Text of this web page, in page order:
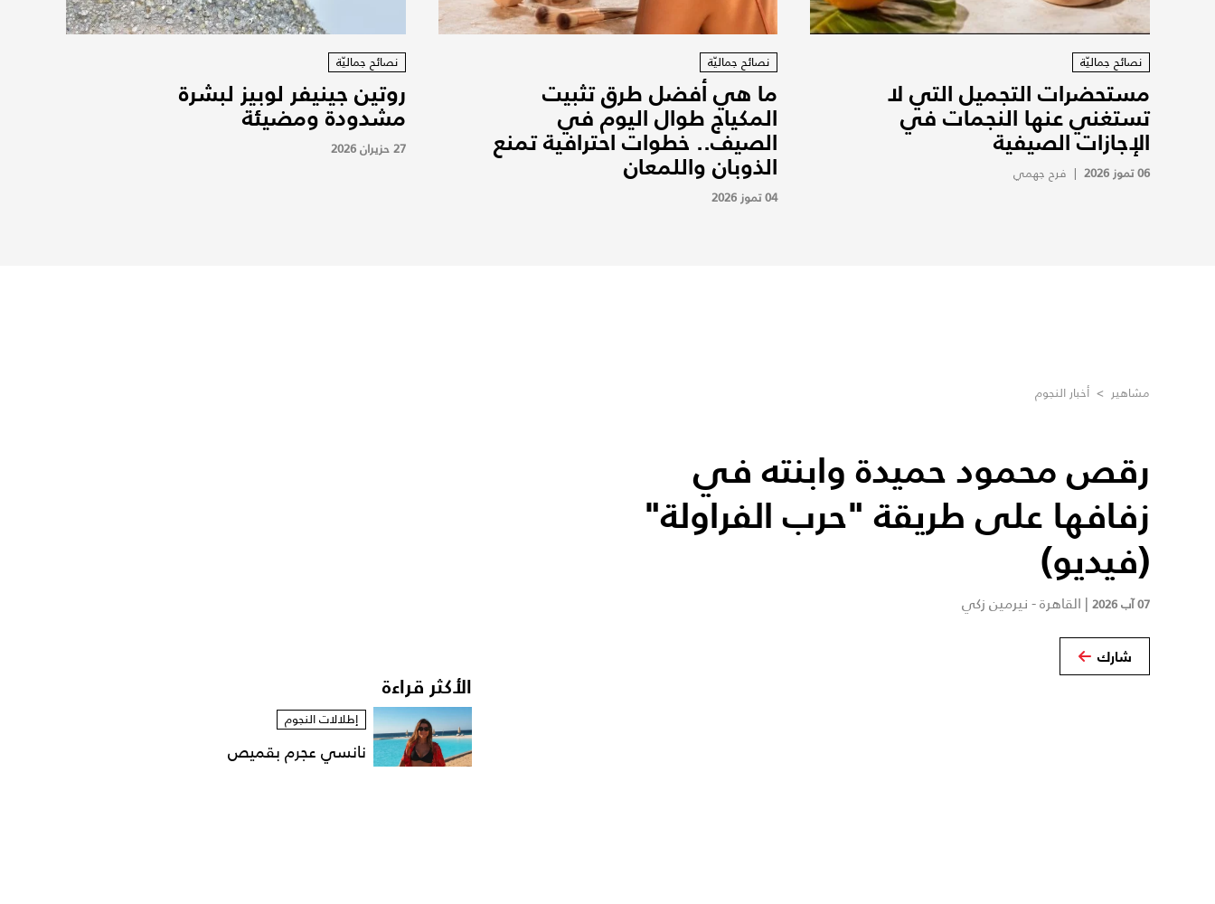
نصائح جماليّة
مستحضرات التجميل التي لا
تستغني عنها النجمات في
الإجازات الصيفية
06 تموز 2026 | فرح جهمي
نصائح جماليّة
ما هي أفضل طرق تثبيت
المكياج طوال اليوم في
الصيف.. خطوات احترافية تمنع
الذوبان واللمعان
04 تموز 2026
نصائح جماليّة
روتين جينيفر لوبيز لبشرة
مشدودة ومضيئة
27 حزيران 2026
مشاهير > أخبار النجوم
رقص محمود حميدة وابنته في
زفافها على طريقة "حرب الفراولة"
(فيديو)
07 آب 2026 | القاهرة - نيرمين زكي
شارك
الأكثر قراءة
إطلالات النجوم
نانسي عجرم بقميص